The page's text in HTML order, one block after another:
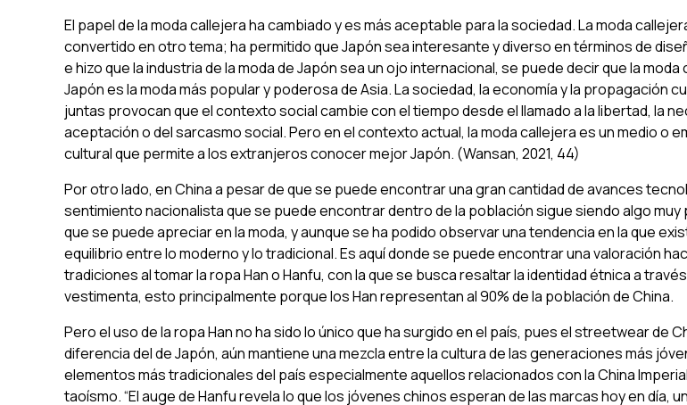
El papel de la moda callejera ha cambiado y es más aceptable para la sociedad. La moda
convertido en otro tema; ha permitido que Japón sea interesante y diverso en términos de
e hizo que la industria de la moda de Japón sea un ojo internacional, se puede decir que la moda
Japón es la moda más popular y poderosa de Asia. La sociedad, la economía y la propagación
juntas provocan que el contexto social cambie con el tiempo desde el llamado a la libertad, la
aceptación o del sarcasmo social. Pero en el contexto actual, la moda callejera es un medio o
cultural que permite a los extranjeros conocer mejor Japón. (Wansan, 2021, 44)
Por otro lado, en China a pesar de que se puede encontrar una gran cantidad de avances
sentimiento nacionalista que se puede encontrar dentro de la población sigue siendo algo
que se puede apreciar en la moda, y aunque se ha podido observar una tendencia en la que
equilibrio entre lo moderno y lo tradicional. Es aquí donde se puede encontrar una valoración
tradiciones al tomar la ropaHanoHanfu, con la que se busca resaltar la identidad étnica a
vestimenta, esto principalmente porque losHanrepresentan al 90% de la población de China.
Pero el uso de la ropaHanno ha sido lo único que ha surgido en el país, pues elstreetwearde
diferencia del de Japón, aún mantiene una mezcla entre la cultura de las generaciones más
elementos más tradicionales del país especialmente aquellos relacionados con la China
taoísmo. “El auge de Hanfu revela lo que los jóvenes chinos esperan de las marcas hoy en día,